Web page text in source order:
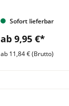
Sofort lieferbar
ab 9,95 €*
ab 11,84 € (Brutto)